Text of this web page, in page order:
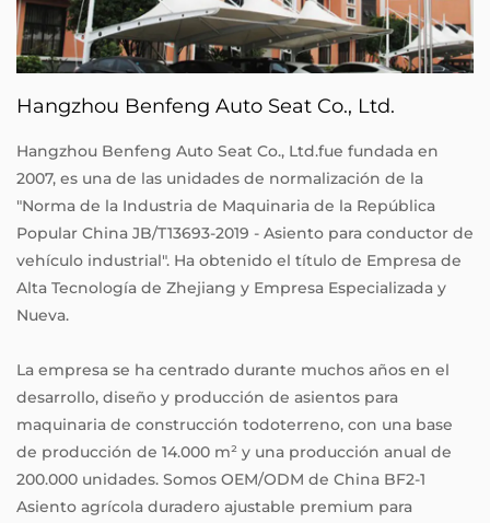
Hangzhou Benfeng Auto Seat Co., Ltd.
Hangzhou Benfeng Auto Seat Co., Ltd.fue fundada en
2007, es una de las unidades de normalización de la
"Norma de la Industria de Maquinaria de la República
Popular China JB/T13693-2019 - Asiento para conductor de
vehículo industrial". Ha obtenido el título de Empresa de
Alta Tecnología de Zhejiang y Empresa Especializada y
Nueva.
La empresa se ha centrado durante muchos años en el
desarrollo, diseño y producción de asientos para
maquinaria de construcción todoterreno, con una base
de producción de 14.000 m² y una producción anual de
200.000 unidades. Somos OEM/ODM de China BF2-1
Asiento agrícola duradero ajustable premium para